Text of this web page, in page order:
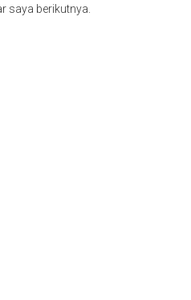
saya berikutnya.